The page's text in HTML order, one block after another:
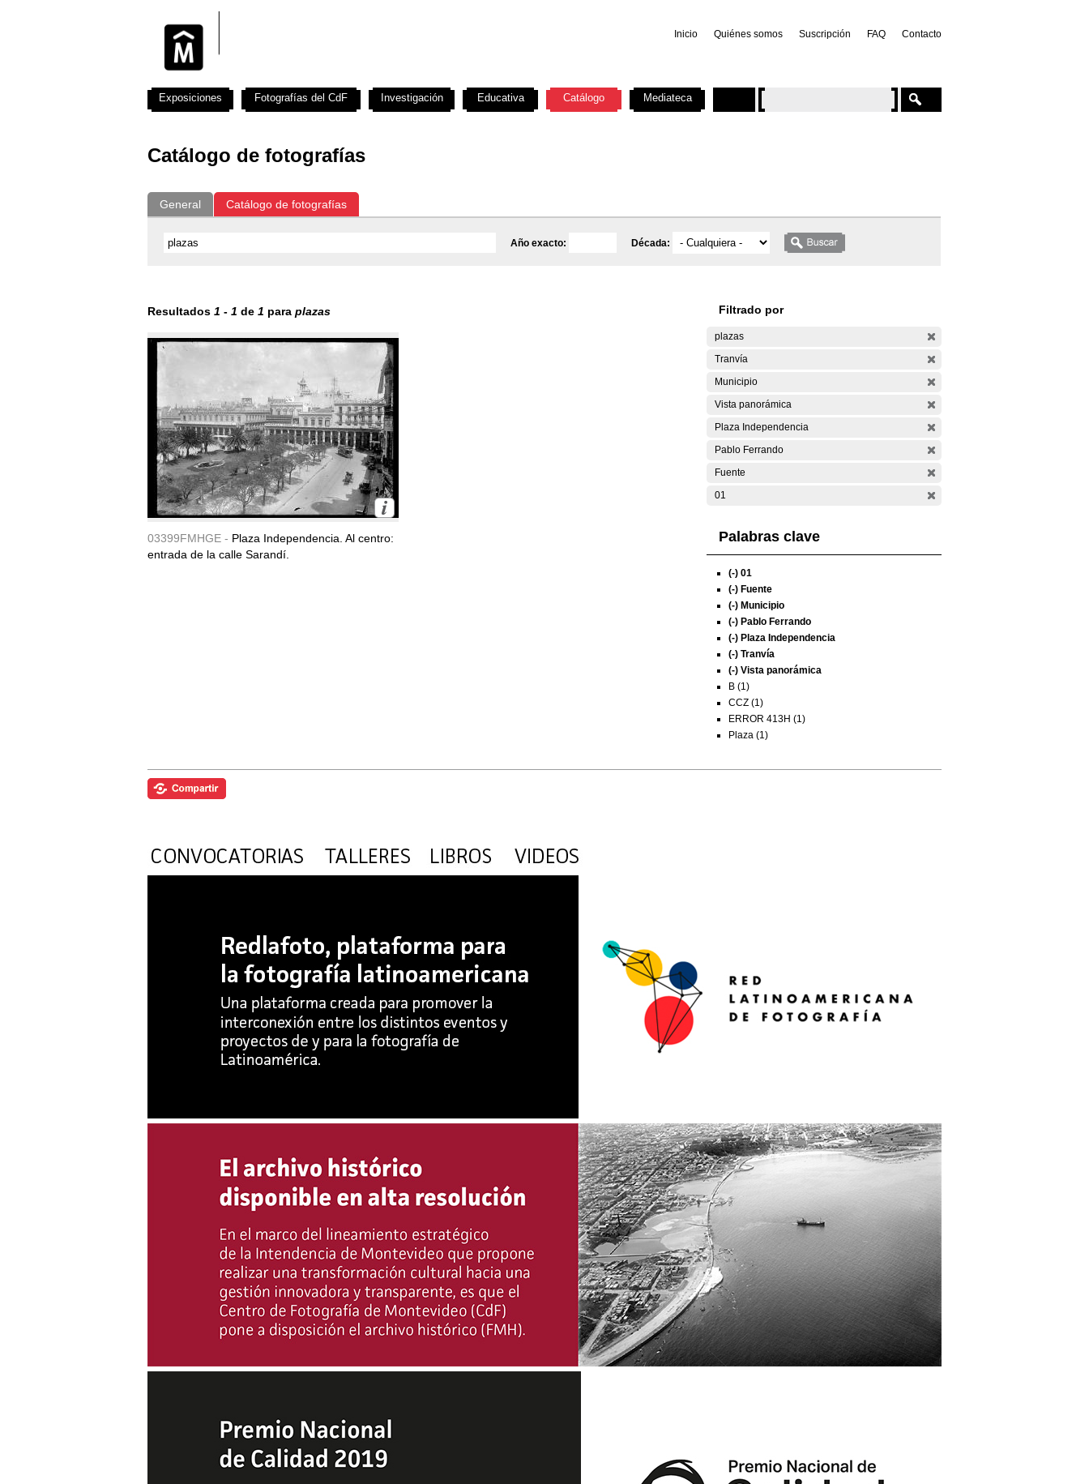
Inicio Quiénes somos Suscripción FAQ Contacto
Catálogo de fotografías
General Catálogo de fotografías
Año exacto: Década:
Resultados 1 - 1 de 1 para plazas
03399FMHGE - Plaza Independencia. Al centro:
entrada de la calle Sarandí.
Filtrado por
plazas
Tranvía
Municipio
Vista panorámica
Plaza Independencia
Pablo Ferrando
Fuente
01
Palabras clave
(-) 01
(-) Fuente
(-) Municipio
(-) Pablo Ferrando
(-) Plaza Independencia
(-) Tranvía
(-) Vista panorámica
B (1)
CCZ (1)
ERROR 413H (1)
Plaza (1)
Exposiciones Fotografías del CdF Investigación Educativa Catálogo Mediateca